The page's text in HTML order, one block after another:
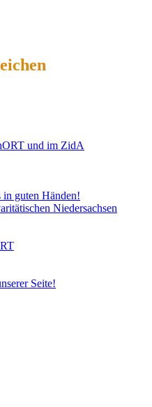
und im ZidA
in guten Händen!
Niedersachsen
Seite!